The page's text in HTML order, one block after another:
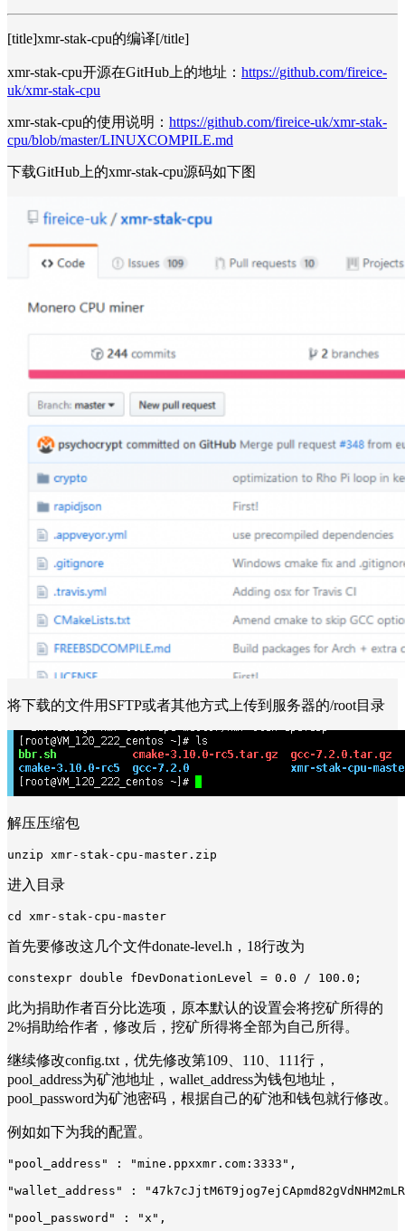
[title]xmr-stak-cpu的编译[/title]
xmr-stak-cpu开源在GitHub上的地址： https://github.com/fireice-
uk/xmr-stak-cpu
xmr-stak-cpu的使用说明： https://github.com/fireice-uk/xmr-stak-
cpu/blob/master/LINUXCOMPILE.md
下载GitHub上的xmr-stak-cpu源码如下图
将下载的文件用SFTP或者其他方式上传到服务器的/root目录
解压压缩包
unzip xmr-stak-cpu-master.zip
进入目录
cd xmr-stak-cpu-master
首先要修改这几个文件donate-level.h，18行改为
constexpr double fDevDonationLevel = 0.0 / 100.0;
此为捐助作者百分比选项，原本默认的设置会将挖矿所得的
2%捐助给作者，修改后，挖矿所得将全部为自己所得。
继续修改config.txt，优先修改第109、110、111行，
pool_address为矿池地址，wallet_address为钱包地址，
pool_password为矿池密码，根据自己的矿池和钱包就行修改。
例如如下为我的配置。
"pool_address" : "mine.ppxxmr.com:3333",
"wallet_address" :
"pool_password" : "x",